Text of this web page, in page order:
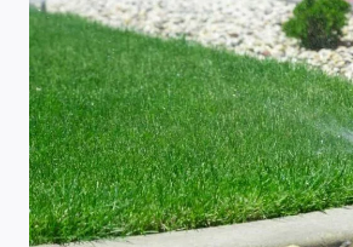
SKUTECZNE
I
TANIE